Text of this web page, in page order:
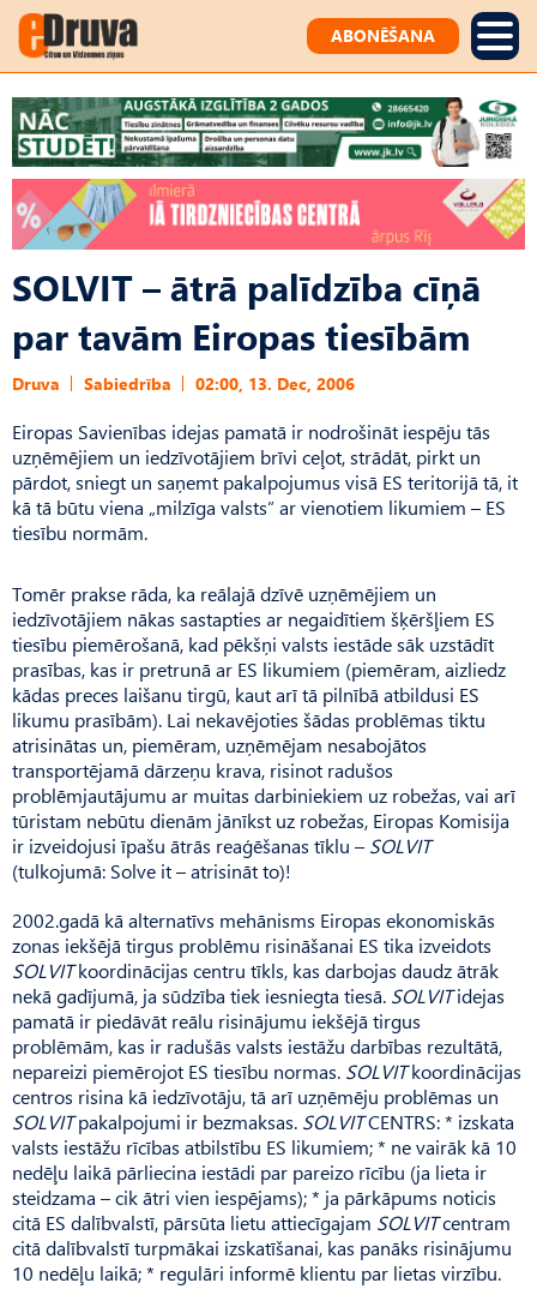
ABONĒŠANA
SOLVIT – ātrā palīdzība cīņā
par tavām Eiropas tiesībām
Druva Sabiedrība 02:00, 13. Dec, 2006
Eiropas Savienības idejas pamatā ir nodrošināt iespēju tās
uzņēmējiem un iedzīvotājiem brīvi ceļot, strādāt, pirkt un
pārdot, sniegt un saņemt pakalpojumus visā ES teritorijā tā, it
kā tā būtu viena „milzīga valsts” ar vienotiem likumiem – ES
tiesību normām.
Tomēr prakse rāda, ka reālajā dzīvē uzņēmējiem un
iedzīvotājiem nākas sastapties ar negaidītiem šķēršļiem ES
tiesību piemērošanā, kad pēkšņi valsts iestāde sāk uzstādīt
prasības, kas ir pretrunā ar ES likumiem (piemēram, aizliedz
kādas preces laišanu tirgū, kaut arī tā pilnībā atbildusi ES
likumu prasībām). Lai nekavējoties šādas problēmas tiktu
atrisinātas un, piemēram, uzņēmējam nesabojātos
transportējamā dārzeņu krava, risinot radušos
problēmjautājumu ar muitas darbiniekiem uz robežas, vai arī
tūristam nebūtu dienām jānīkst uz robežas, Eiropas Komisija
ir izveidojusi īpašu ātrās reaģēšanas tīklu – SOLVIT
(tulkojumā: Solve it – atrisināt to)!
2002.gadā kā alternatīvs mehānisms Eiropas ekonomiskās
zonas iekšējā tirgus problēmu risināšanai ES tika izveidots
SOLVITkoordinācijas centru tīkls, kas darbojas daudz ātrāk
nekā gadījumā, ja sūdzība tiek iesniegta tiesā. SOLVITidejas
pamatā ir piedāvāt reālu risinājumu iekšējā tirgus
problēmām, kas ir radušās valsts iestāžu darbības rezultātā,
nepareizi piemērojot ES tiesību normas. SOLVITkoordinācijas
centros risina kā iedzīvotāju, tā arī uzņēmēju problēmas un
SOLVITpakalpojumi ir bezmaksas. SOLVITCENTRS: * izskata
valsts iestāžu rīcības atbilstību ES likumiem; * ne vairāk kā 10
nedēļu laikā pārliecina iestādi par pareizo rīcību (ja lieta ir
steidzama – cik ātri vien iespējams); * ja pārkāpums noticis
citā ES dalībvalstī, pārsūta lietu attiecīgajam SOLVITcentram
citā dalībvalstī turpmākai izskatīšanai, kas panāks risinājumu
10 nedēļu laikā; * regulāri informē klientu par lietas virzību.